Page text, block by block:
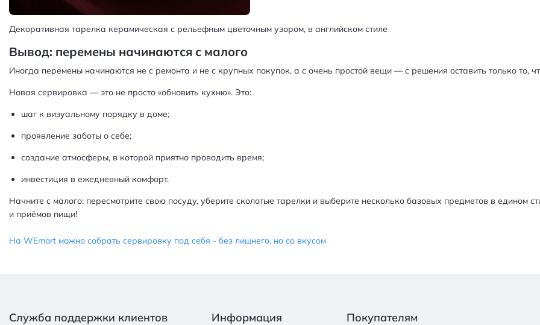
Декоративная тарелка керамическая с рельефным цветочным узором, в английском стиле
Вывод: перемены начинаются с малого
Иногда перемены начинаются не с ремонта и не с крупных покупок, а с очень простой вещи — с решения оставить только то,
Новая сервировка — это не просто «обновить кухню». Это:
шаг к визуальному порядку в доме;
проявление заботы о себе;
создание атмосферы, в которой приятно проводить время;
инвестиция в ежедневный комфорт.
Начните с малого: пересмотрите свою посуду, уберите сколотые тарелки и выберите несколько базовых предметов в едином
и приёмов пищи!
На WEmart можно собрать сервировку под себя - без лишнего, но со вкусом
Служба поддержки клиентов Информация Покупателям